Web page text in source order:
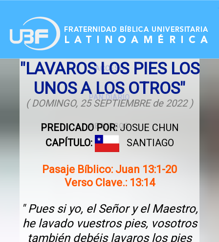
ACCESO
PAN DIARIO
RECURSOS
"LAVAROS LOS PIES LOS
UNOS A LOS OTROS"
( DOMINGO, 25 SEPTIEMBRE de 2022 )
PREDICADO POR:JOSUE CHUN
CAPÍTULO:
SANTIAGO
Pasaje Bíblico: Juan 13:1-20
Verso Clave.: 13:14
" Pues si yo, el Señor y el Maestro,
he lavado vuestros pies, vosotros
también debéis lavaros los pies